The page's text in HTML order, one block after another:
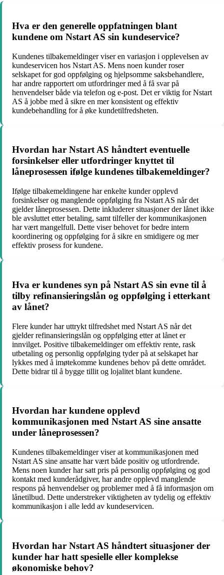
Hva er den generelle oppfatningen blant
kundene om Nstart AS sin kundeservice?
Kundenes tilbakemeldinger viser en variasjon i opplevelsen av
kundeservicen hos Nstart AS. Mens noen kunder roser
selskapet for god oppfølging og hjelpsomme saksbehandlere,
har andre rapportert om utfordringer med å få svar på
henvendelser både via telefon og e-post. Det er viktig for Nstart
AS å jobbe med å sikre en mer konsistent og effektiv
kundebehandling for å øke kundetilfredsheten.
Hvordan har Nstart AS håndtert eventuelle
forsinkelser eller utfordringer knyttet til
låneprosessen ifølge kundenes tilbakemeldinger?
Ifølge tilbakemeldingene har enkelte kunder opplevd
forsinkelser og manglende oppfølging fra Nstart AS når det
gjelder låneprosessen. Dette inkluderer situasjoner der lånet ikke
ble avsluttet etter betaling, samt tilfeller der kommunikasjonen
har vært mangelfull. Dette viser behovet for bedre intern
koordinering og oppfølging for å sikre en smidigere og mer
effektiv prosess for kundene.
Hva er kundenes syn på Nstart AS sin evne til å
tilby refinansieringslån og oppfølging i etterkant
av lånet?
Flere kunder har uttrykt tilfredshet med Nstart AS når det
gjelder refinansieringslån og oppfølging etter at lånet er
innvilget. Positive tilbakemeldinger om effektiv rente, rask
utbetaling og personlig oppfølging tyder på at selskapet har
lykkes med å imøtekomme kundenes behov på dette området.
Dette bidrar til å bygge tillit og lojalitet blant kundene.
Hvordan har kundene opplevd
kommunikasjonen med Nstart AS sine ansatte
under låneprosessen?
Kundenes tilbakemeldinger viser at kommunikasjonen med
Nstart AS sine ansatte har vært både positiv og utfordrende.
Mens noen kunder har satt pris på personlig oppfølging og god
kontakt med kunderådgiver, har andre opplevd manglende
respons på henvendelser og problemer med å få informasjon om
lånetilbud. Dette understreker viktigheten av tydelig og effektiv
kommunikasjon i alle ledd av kundeservicen.
Hvordan har Nstart AS håndtert situasjoner der
kunder har hatt spesielle eller komplekse
økonomiske behov?